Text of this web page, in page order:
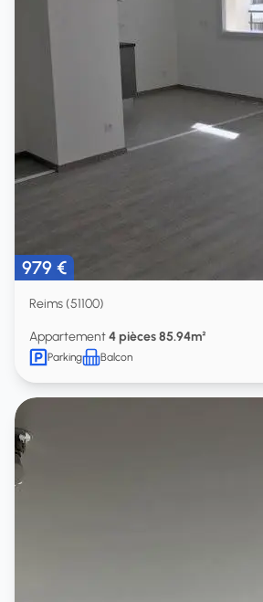
979 €
Reims (51100)
Appartement4 pièces 85.94m²
Parking Balcon